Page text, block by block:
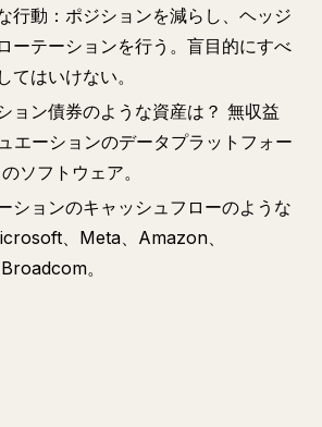
行動：ポジションを減らし、ヘッジ
ーテーションを行う。盲目的にすべ
てはいけない。
ョン債券のような資産は？ 無収益
エーションのデータプラットフォー
ソフトウェア。
ションのキャッシュフローのような
、Meta、Amazon、
。